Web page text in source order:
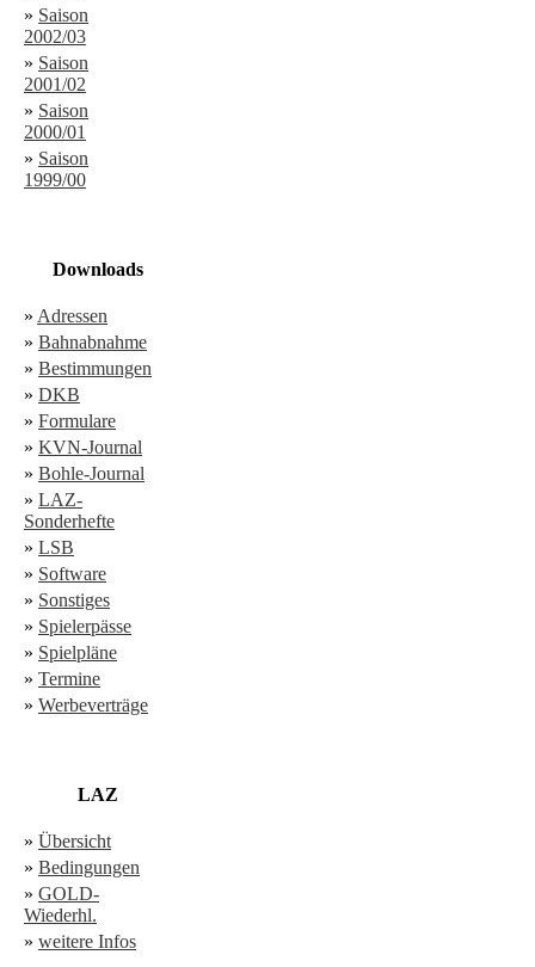
» Saison
2002/03
» Saison
2001/02
» Saison
2000/01
» Saison
1999/00
Downloads
» Adressen
» Bahnabnahme
» Bestimmungen
» DKB
» Formulare
» KVN-Journal
» Bohle-Journal
» LAZ-
Sonderhefte
» LSB
» Software
» Sonstiges
» Spielerpässe
» Spielpläne
» Termine
» Werbeverträge
LAZ
» Übersicht
» Bedingungen
» GOLD-
Wiederhl.
» weitere Infos